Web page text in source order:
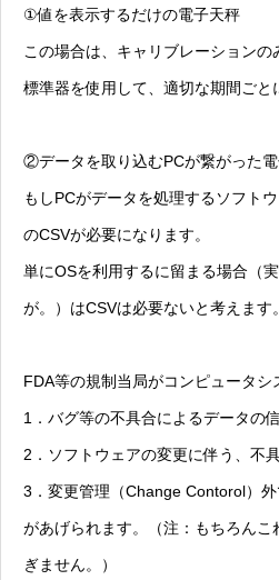
①値を表示するだけの電子天秤
この場合は、キャリブレーションの
標準器を使用して、適切な期間ごと
②データを取り込むPCが繋がった
もしPCがデータを処理するソフト
のCSVが必要になります。
単にOSを利用するに留まる場合（
が。）はCSVは必要ないと考えます。
FDA等の規制当局がコンピュータシ
1．バグ等の不具合によるデータの
2．ソフトウェアの変更に伴う、不
3．変更管理（Change Contorol）
があげられます。（注：もちろんこ
ぎません。）